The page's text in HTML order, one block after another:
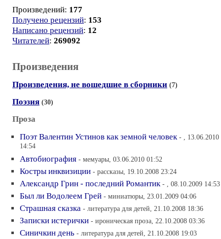
Произведений: 177
Получено рецензий: 153
Написано рецензий: 12
Читателей: 269092
Произведения
Произведения, не вошедшие в сборники (7)
Поэзия (30)
Проза
Поэт Валентин Устинов как земной человек - , 13.06.2010
14:54
Автобиография - мемуары, 03.06.2010 01:52
Костры инквизиции - рассказы, 19.10.2008 23:24
Александр Грин - последний Романтик - , 08.10.2009 14:53
Был ли Водолеем Грей - миниатюры, 23.01.2009 04:06
Страшная сказка - литература для детей, 21.10.2008 18:36
Записки истерички - ироническая проза, 22.10.2008 03:36
Синичкин день - литература для детей, 21.10.2008 19:03